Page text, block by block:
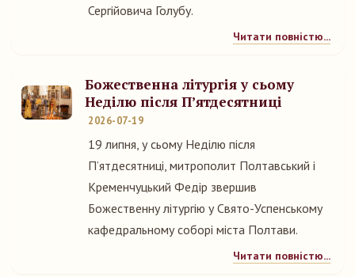
Сергійовича Голубу.
Читати повністю...
Божественна літургія у сьому
Неділю після П’ятдесятниці
2026-07-19
19 липня, у сьому Неділю після
П’ятдесятниці, митрополит Полтавський і
Кременчуцький Федір звершив
Божественну літургію у Свято-Успенському
кафедральному соборі міста Полтави.
Читати повністю...